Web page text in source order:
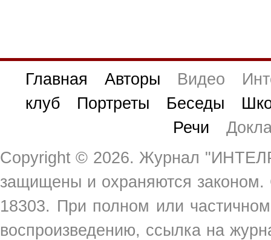
Главная Авторы Видео
клуб
Портреты Беседы
Речи
Copyright © 2026. Журнал
защищены и охраняются
18303. При полном или
воспроизведению, ссылка на